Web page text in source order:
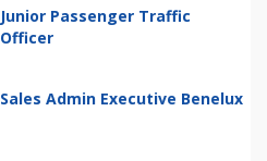
Junior Passenger Traffic
Officer
Sales Admin Executive Benelux